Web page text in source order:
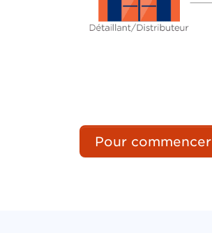
Pour commencer